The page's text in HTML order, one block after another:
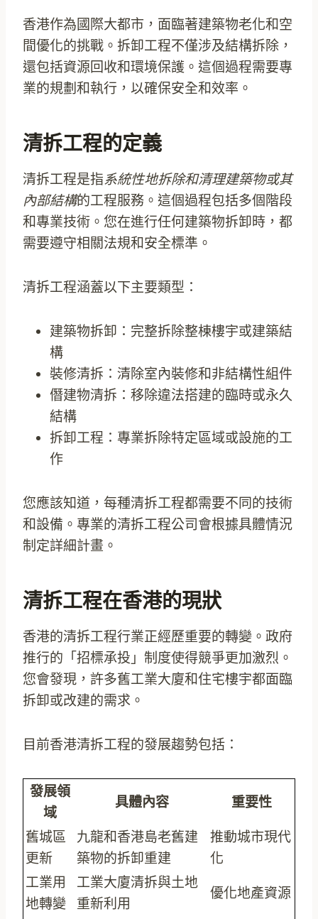
香港作為國際大都市，面臨著建築物老化和空
間優化的挑戰。拆卸工程不僅涉及結構拆除，
還包括資源回收和環境保護。這個過程需要專
業的規劃和執行，以確保安全和效率。
清拆工程的定義
清拆工程是指系統性地拆除和清理建築物或其
內部結構的工程服務。這個過程包括多個階段
和專業技術。您在進行任何建築物拆卸時，都
需要遵守相關法規和安全標準。
清拆工程涵蓋以下主要類型：
建築物拆卸：完整拆除整棟樓宇或建築結
構
裝修清拆：清除室內裝修和非結構性組件
僭建物清拆：移除違法搭建的臨時或永久
結構
拆卸工程：專業拆除特定區域或設施的工
作
您應該知道，每種清拆工程都需要不同的技術
和設備。專業的清拆工程公司會根據具體情況
制定詳細計畫。
清拆工程在香港的現狀
香港的清拆工程行業正經歷重要的轉變。政府
推行的「招標承投」制度使得競爭更加激烈。
您會發現，許多舊工業大廈和住宅樓宇都面臨
拆卸或改建的需求。
目前香港清拆工程的發展趨勢包括：
發展領
域
具體內容 重要性
舊城區
更新
九龍和香港島老舊建
築物的拆卸重建
推動城市現代
化
工業用
地轉變
工業大廈清拆與土地
重新利用
優化地產資源